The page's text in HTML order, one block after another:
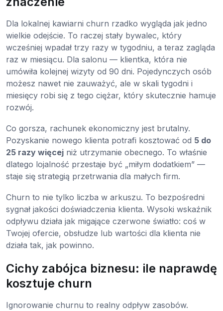
Dla lokalnej kawiarni churn rzadko wygląda jak jedno
wielkie odejście. To raczej stały bywalec, który
wcześniej wpadał trzy razy w tygodniu, a teraz zagląda
raz w miesiącu. Dla salonu — klientka, która nie
umówiła kolejnej wizyty od 90 dni. Pojedynczych osób
możesz nawet nie zauważyć, ale w skali tygodni i
miesięcy robi się z tego ciężar, który skutecznie hamuje
rozwój.
Co gorsza, rachunek ekonomiczny jest brutalny.
Pozyskanie nowego klienta potrafi kosztować od 5 do
25 razy więcej niż utrzymanie obecnego. To właśnie
dlatego lojalność przestaje być „miłym dodatkiem” —
staje się strategią przetrwania dla małych firm.
Churn to nie tylko liczba w arkuszu. To bezpośredni
sygnał jakości doświadczenia klienta. Wysoki wskaźnik
odpływu działa jak migające czerwone światło: coś w
Twojej ofercie, obsłudze lub wartości dla klienta nie
działa tak, jak powinno.
Cichy zabójca biznesu: ile naprawdę
kosztuje churn
Ignorowanie churnu to realny odpływ zasobów.